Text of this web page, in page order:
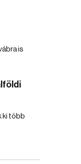
is
ki több